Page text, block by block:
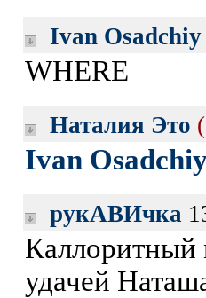
Ivan Osadchiy
WHERE
Наталия Это
Ivan
рукАВИчка
удачей